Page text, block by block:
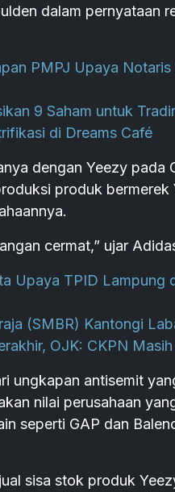
dalam pernyataan
PMPJ Upaya
9 Saham untuk
di Dreams Café
dengan Yeezy
produk bermerek
cermat,” ujar
Upaya TPID Lampung
(SMBR) Kantongi
OJK: CKPN
ungkapan antisemit
nilai perusahaan
seperti GAP dan
sisa stok produk